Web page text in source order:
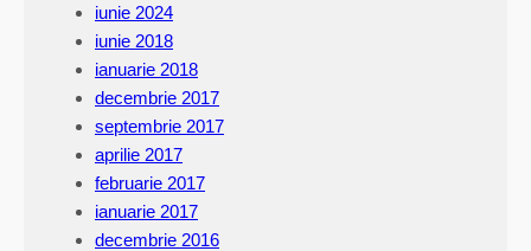
iunie 2024
iunie 2018
ianuarie 2018
decembrie 2017
septembrie 2017
aprilie 2017
februarie 2017
ianuarie 2017
decembrie 2016